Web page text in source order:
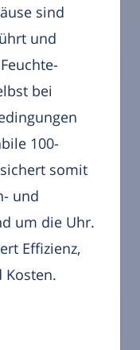
sind
und
bei
100-
somit
und
um die Uhr.
Effizienz,
Kosten.